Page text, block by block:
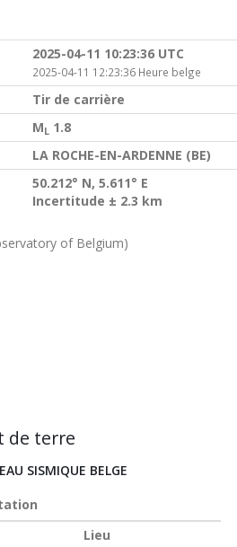
2025-04-11 10:23:36 UTC
2025-04-11 12:23:36 Heure belge
Tir de carrière
ML 1.8
LA ROCHE-EN-ARDENNE (BE)
50.212° N, 5.611° E
Incertitude ± 2.3 km
of Belgium)
de terre
SISMIQUE BELGE
Lieu